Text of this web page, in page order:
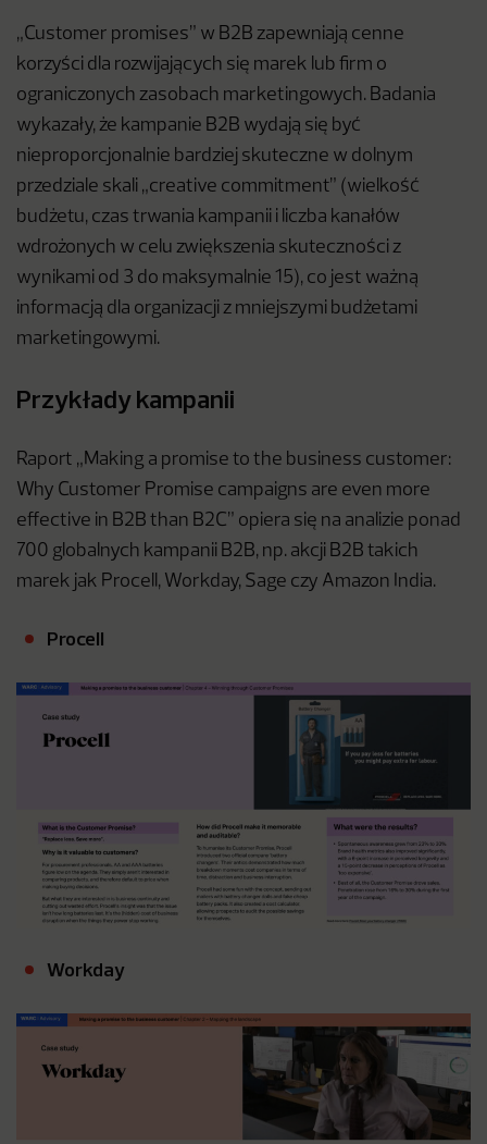
„Customer promises” w B2B zapewniają cenne
korzyści dla rozwijających się marek lub firm o
ograniczonych zasobach marketingowych. Badania
wykazały, że kampanie B2B wydają się być
nieproporcjonalnie bardziej skuteczne w dolnym
przedziale skali „creative commitment” (wielkość
budżetu, czas trwania kampanii i liczba kanałów
wdrożonych w celu zwiększenia skuteczności z
wynikami od 3 do maksymalnie 15), co jest ważną
informacją dla organizacji z mniejszymi budżetami
marketingowymi.
Przykłady kampanii
Raport „Making a promise to the business customer:
Why Customer Promise campaigns are even more
effective in B2B than B2C” opiera się na analizie ponad
700 globalnych kampanii B2B, np. akcji B2B takich
marek jak Procell, Workday, Sage czy Amazon India.
Procell
Workday